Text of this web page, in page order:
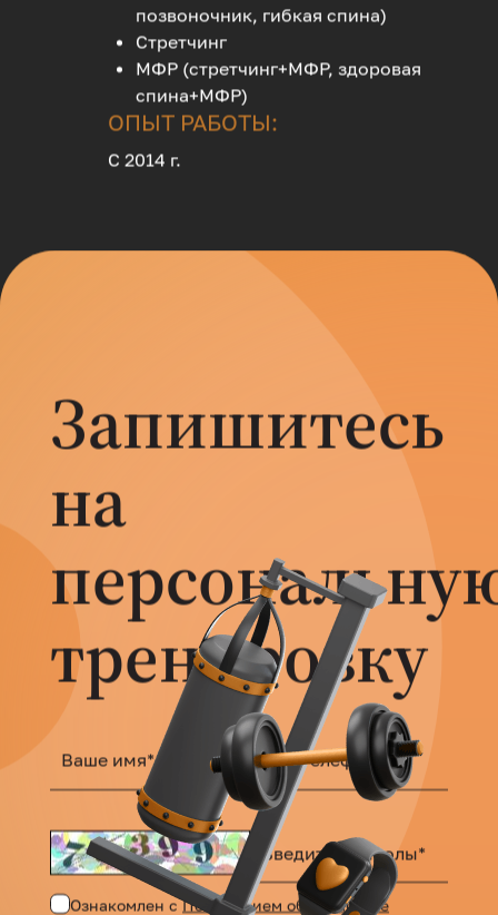
позвоночник, гибкая спина)
Стретчинг
МФР (стретчинг+МФР, здоровая
спина+МФР)
ОПЫТ РАБОТЫ:
С 2014 г.
Запишитесь
на
тренировку
Ознакомлен сПоложением об обработке